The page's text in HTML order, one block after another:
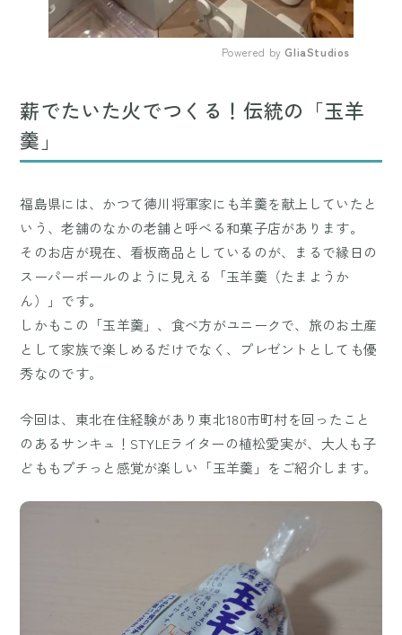
Powered by GliaStudios
薪でたいた火でつくる！伝統の「玉羊
羹」
福島県には、かつて徳川将軍家にも羊羹を献上していたと
いう、老舗のなかの老舗と呼べる和菓子店があります。
そのお店が現在、看板商品としているのが、まるで縁日の
スーパーボールのように見える「玉羊羹（たまようか
ん）」です。
しかもこの「玉羊羹」、食べ方がユニークで、旅のお土産
として家族で楽しめるだけでなく、プレゼントとしても優
秀なのです。
今回は、東北在住経験があり東北180市町村を回ったこと
のあるサンキュ！STYLEライターの植松愛実が、大人も子
どももプチっと感覚が楽しい「玉羊羹」をご紹介します。